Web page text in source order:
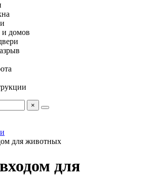
и домов
×
для животных
для